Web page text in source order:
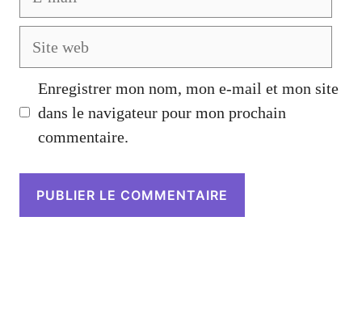
Enregistrer mon nom, mon e-mail et mon site
dans le navigateur pour mon prochain
commentaire.